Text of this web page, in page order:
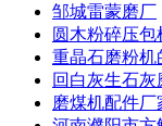
邹城雷蒙磨厂
圆木粉碎压包
重晶石磨粉机
回白灰生石
磨煤机配件